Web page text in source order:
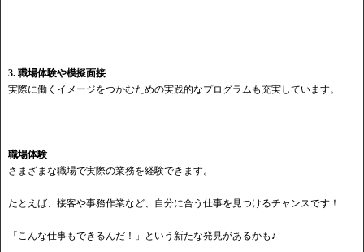
3. 職場体験や模擬面接
実際に働くイメージをつかむための実践的なプログラムも充実しています。
職場体験
さまざまな職場で実際の業務を経験できます。
たとえば、接客や事務作業など、自分に合う仕事を見つけるチャンスです！
「こんな仕事もできるんだ！」という新たな発見があるかも♪